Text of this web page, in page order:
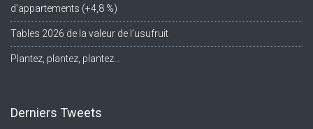
d’appartements (+4,8 %)
Tables 2026 de la valeur de l’usufruit
Plantez, plantez, plantez…
Derniers Tweets